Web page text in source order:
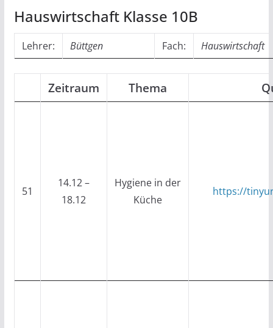
Hauswirtschaft Klasse 10B
Lehrer: Büttgen Fach: Hauswirtschaft
Zeitraum Thema
51
14.12 –
18.12
Hygiene in der
Küche
https://